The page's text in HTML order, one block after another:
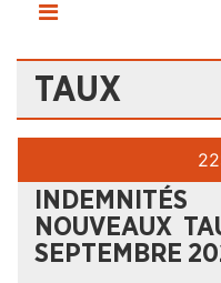
TAUX
22
NOUVEAUX
SEPTEMBRE